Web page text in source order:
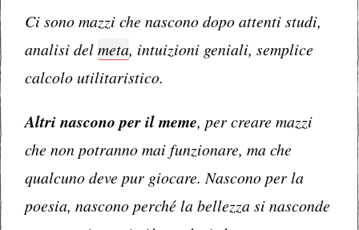
Ci sono mazzi che nascono dopo attenti studi,
analisi delmeta, intuizioni geniali, semplice
calcolo utilitaristico.
Altri nascono per il meme, per creare mazzi
che non potranno mai funzionare, ma che
qualcuno deve pur giocare. Nascono per la
poesia, nascono perché la bellezza si nasconde